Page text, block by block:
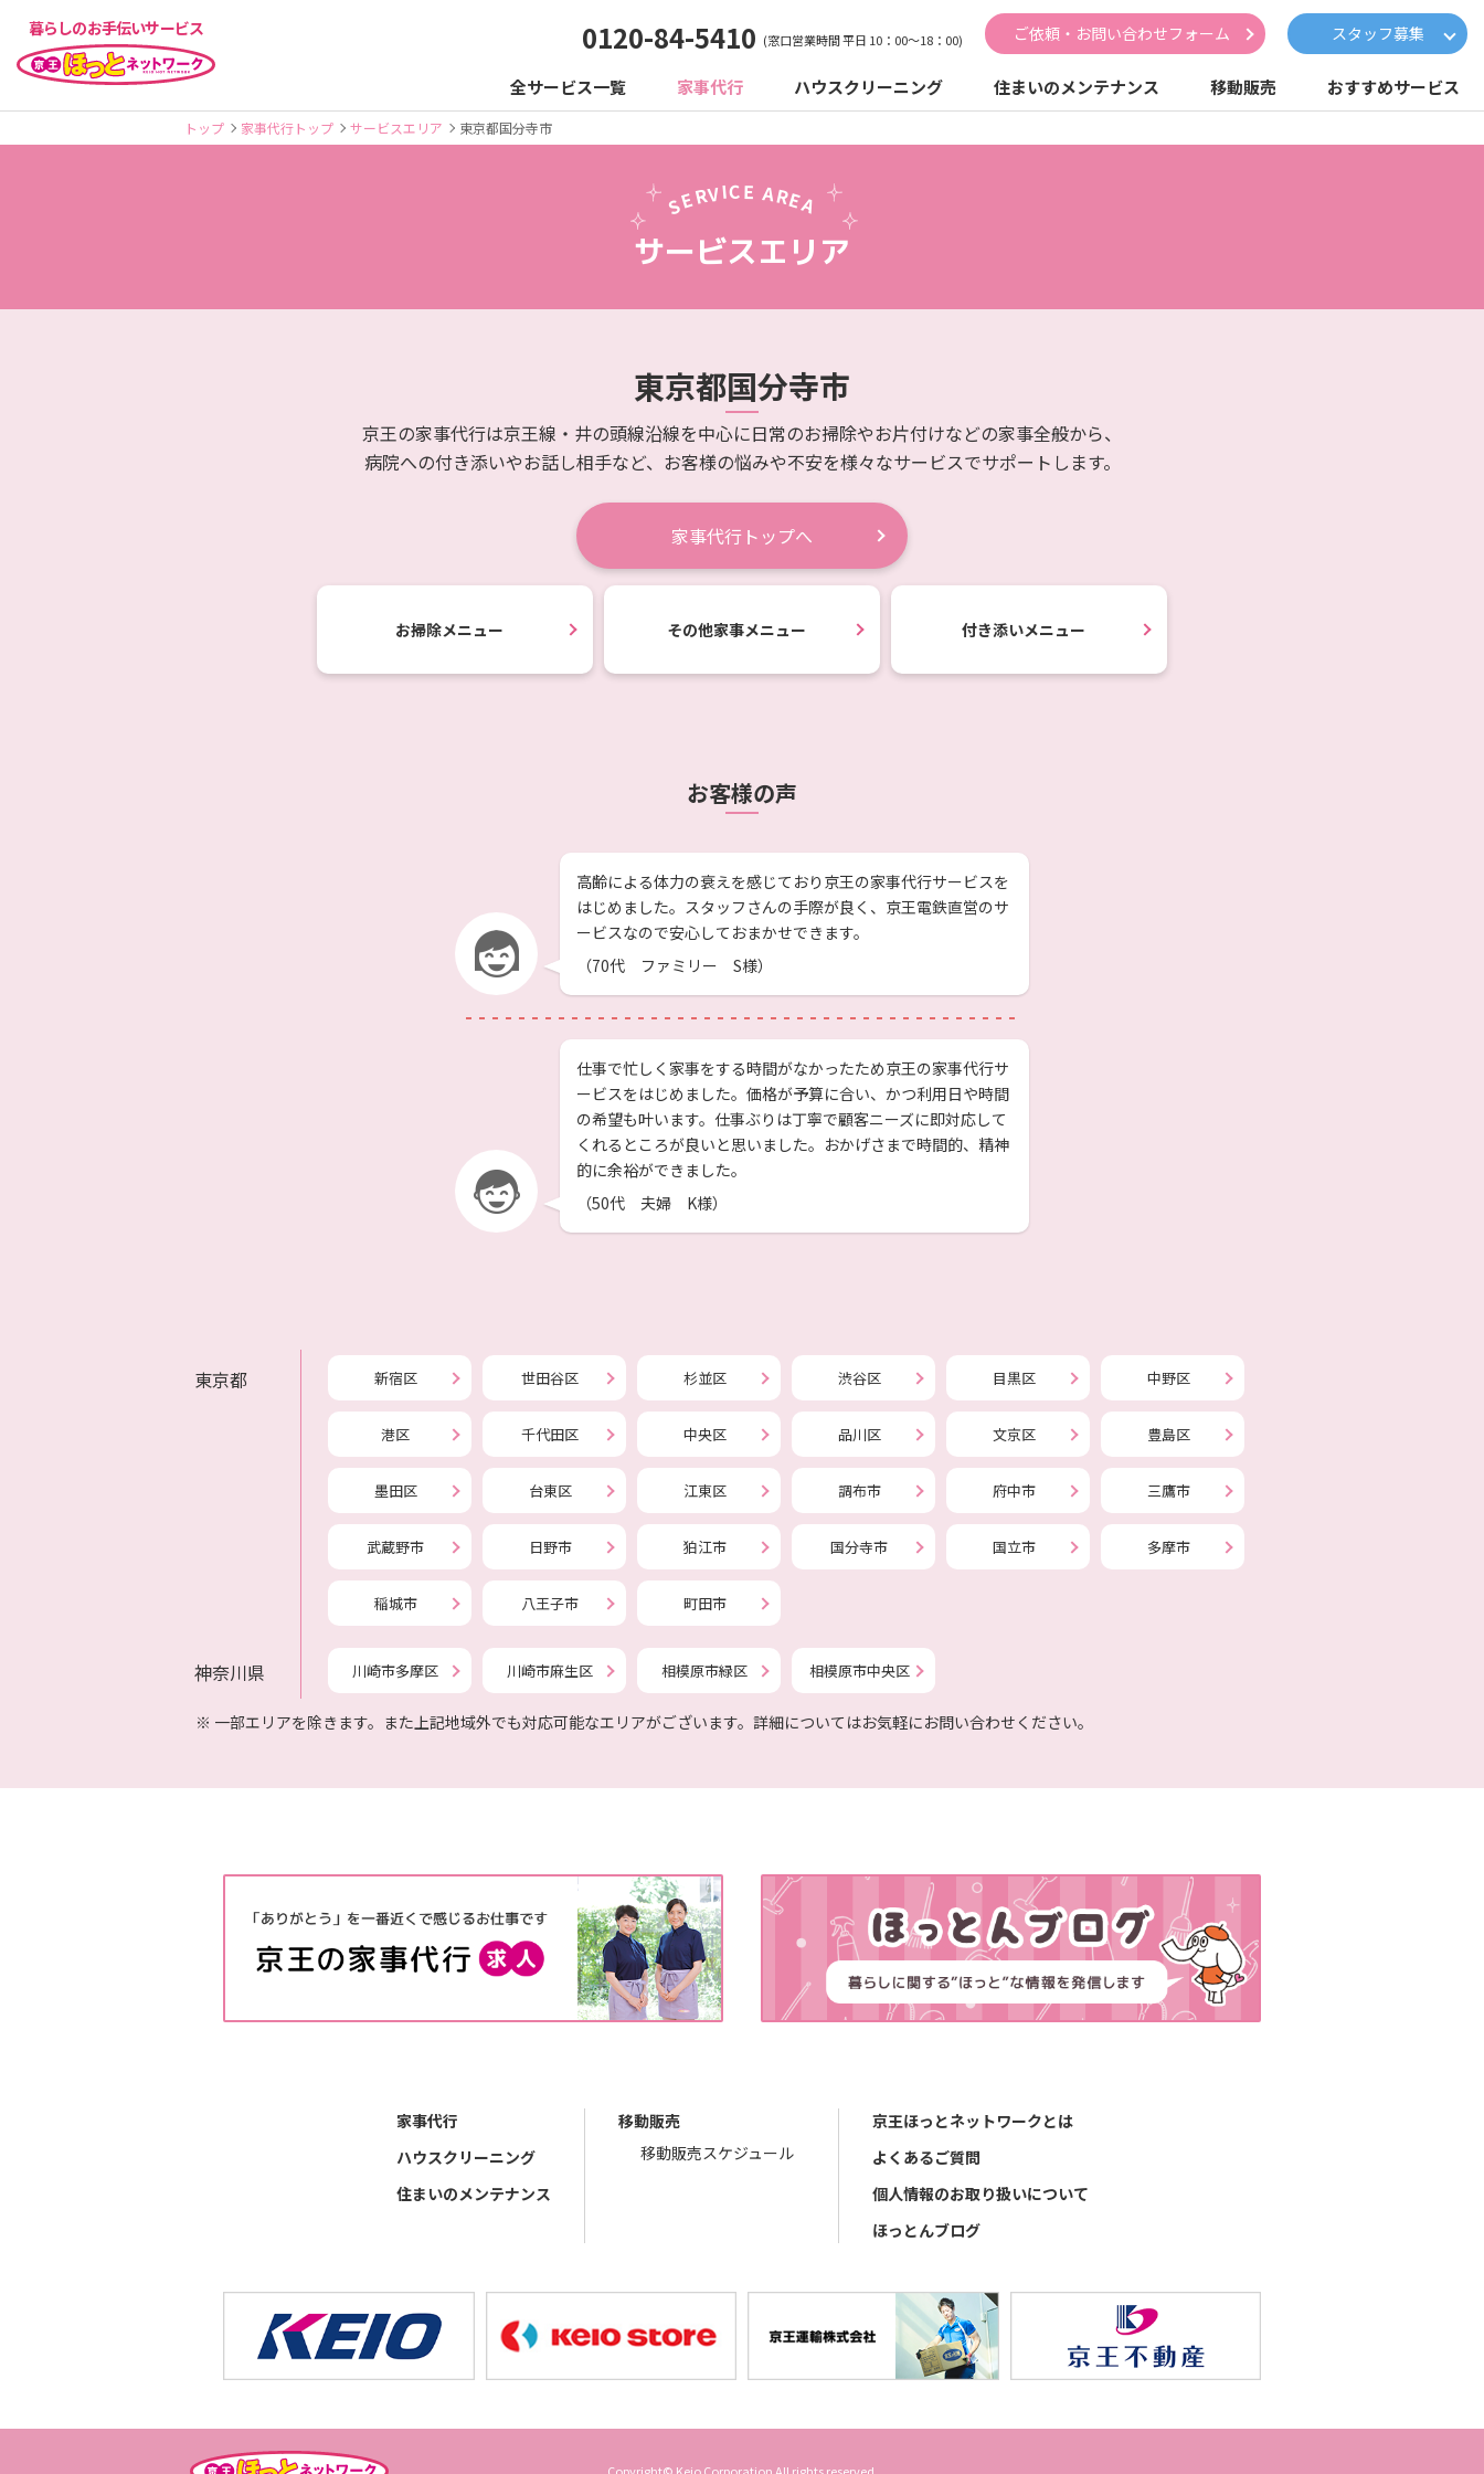
暮らしのお手伝いサービス 0120-84-5410 (窓口営業時間 平日 10：00～18：00) ご依頼・お問い合わせフォーム スタッフ募集
全サービス一覧 家事代行 ハウスクリーニング 住まいのメンテナンス 移動販売 おすすめサービス
トップ 家事代行トップ サービスエリア 東京都国分寺市
SERVICE AREA
サービスエリア
東京都国分寺市
京王の家事代行は京王線・井の頭線沿線を中心に日常のお掃除やお片付けなどの家事全般から、
病院への付き添いやお話し相手など、お客様の悩みや不安を様々なサービスでサポートします。
家事代行トップへ
お掃除メニュー その他家事メニュー 付き添いメニュー
お客様の声
高齢による体力の衰えを感じており京王の家事代行サービスを
はじめました。スタッフさんの手際が良く、京王電鉄直営のサ
ービスなので安心しておまかせできます。
（70代 ファミリー S様）
仕事で忙しく家事をする時間がなかったため京王の家事代行サ
ービスをはじめました。価格が予算に合い、かつ利用日や時間
の希望も叶います。仕事ぶりは丁寧で顧客ニーズに即対応して
くれるところが良いと思いました。おかげさまで時間的、精神
的に余裕ができました。
（50代 夫婦 K様）
東京都 新宿区 世田谷区 杉並区 渋谷区 目黒区 中野区
港区 千代田区 中央区 品川区 文京区 豊島区
墨田区 台東区 江東区 調布市 府中市 三鷹市
武蔵野市 日野市 狛江市 国分寺市 国立市 多摩市
稲城市 八王子市 町田市
神奈川県 川崎市多摩区 川崎市麻生区 相模原市緑区 相模原市中央区
※ 一部エリアを除きます。また上記地域外でも対応可能なエリアがございます。詳細についてはお気軽にお問い合わせください。
家事代行
ハウスクリーニング
住まいのメンテナンス
移動販売
移動販売スケジュール
京王ほっとネットワークとは
よくあるご質問
個人情報のお取り扱いについて
ほっとんブログ